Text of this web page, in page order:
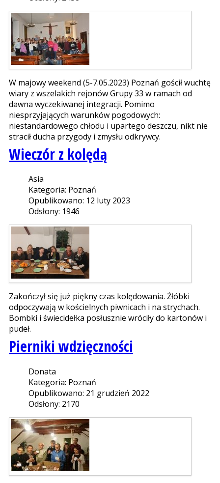
W majowy weekend (5-7.05.2023) Poznań gościł wuchtę
wiary z wszelakich rejonów Grupy 33 w ramach od
dawna wyczekiwanej integracji. Pomimo
niesprzyjających warunków pogodowych:
niestandardowego chłodu i upartego deszczu, nikt nie
stracił ducha przygody i zmysłu odkrywcy.
Wieczór z kolędą
Asia
Kategoria: Poznań
Opublikowano: 12 luty 2023
Odsłony: 1946
Zakończył się już piękny czas kolędowania. Żłóbki
odpoczywają w kościelnych piwnicach i na strychach.
Bombki i świecidełka posłusznie wróciły do kartonów i
pudeł.
Pierniki wdzięczności
Donata
Kategoria: Poznań
Opublikowano: 21 grudzień 2022
Odsłony: 2170